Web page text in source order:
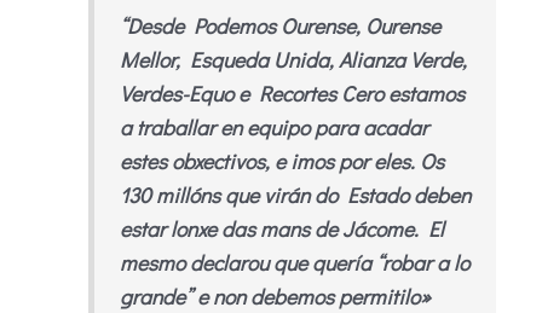
“Desde Podemos Ourense, Ourense
Mellor, Esqueda Unida, Alianza Verde,
Verdes-Equo e Recortes Cero estamos
a traballar en equipo para acadar
estes obxectivos, e imos por eles. Os
130 millóns que virán do Estado deben
estar lonxe das mans de Jácome. El
mesmo declarou que quería “robar a lo
grande” e non debemos permitilo»